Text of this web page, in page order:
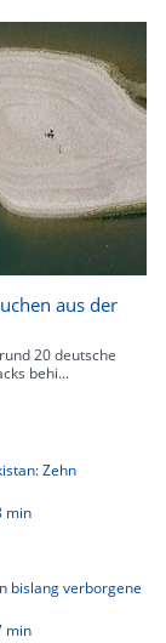
aus der
20 deutsche
behi...
Zehn
min
bislang verborgene
min